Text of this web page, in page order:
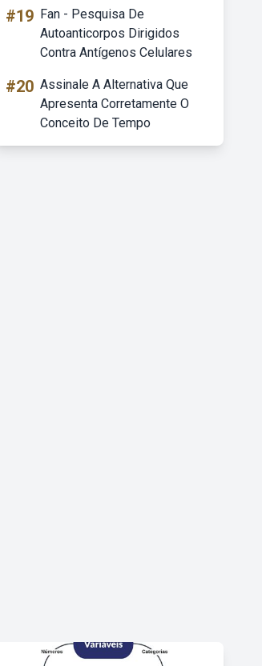
#19 Fan - Pesquisa De
Autoanticorpos Dirigidos
Contra Antígenos Celulares
#20 Assinale A Alternativa Que
Apresenta Corretamente O
Conceito De Tempo